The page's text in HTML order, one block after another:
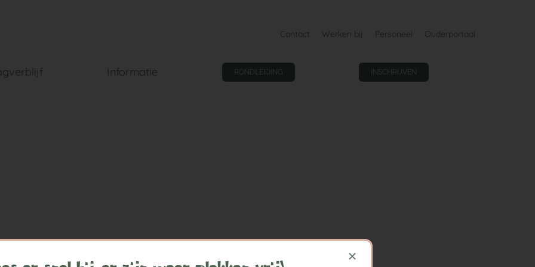
Contact Werken bij Personeel Ouderportaal
Informatie RONDLEIDING INSCHRIJVEN